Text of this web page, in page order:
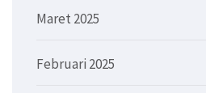
Maret 2025
Februari 2025